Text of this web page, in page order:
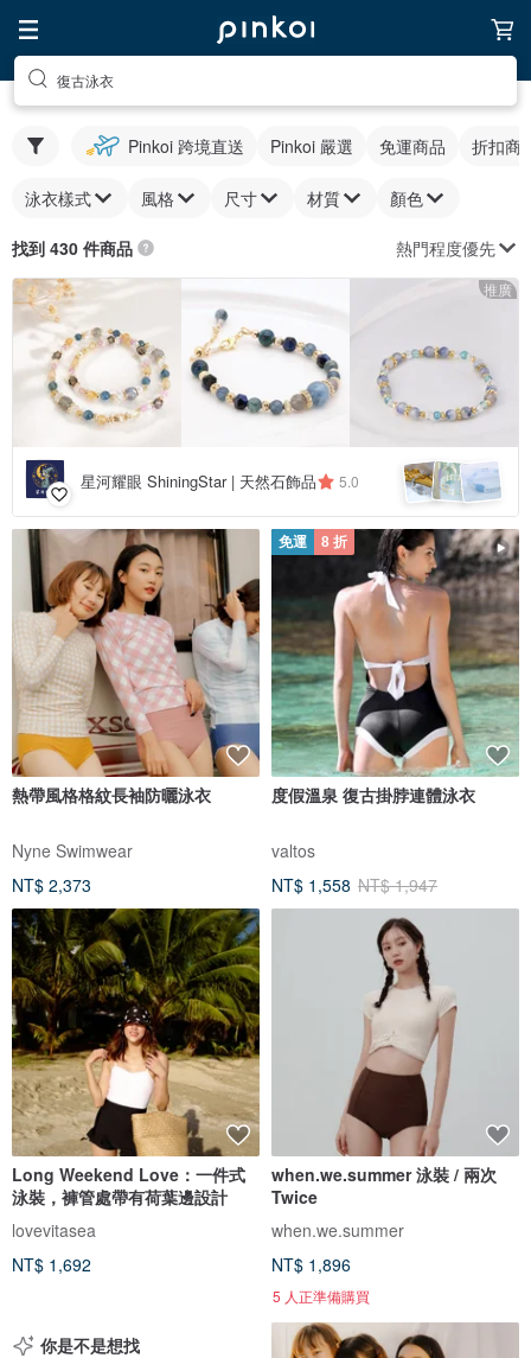
復古泳衣
Pinkoi 跨境直送 Pinkoi 嚴選 免運商品 折扣商
泳衣樣式 風格 尺寸 材質 顏色
找到 430 件商品 熱門程度優先
推廣
星河耀眼 ShiningStar | 天然石飾品 5.0
熱帶風格格紋長袖防曬泳衣
Nyne Swimwear
NT$ 2,373
免運 8 折
度假溫泉 復古掛脖連體泳衣
valtos
NT$ 1,558 NT$ 1,947
Long Weekend Love：一件式
泳裝，褲管處帶有荷葉邊設計
lovevitasea
NT$ 1,692
when.we.summer 泳裝 / 兩次
Twice
when.we.summer
NT$ 1,896
5 人正準備購買
你是不是想找